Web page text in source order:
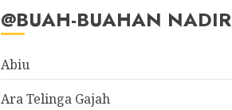
@BUAH-BUAHAN NADIR
Abiu
Ara Telinga Gajah